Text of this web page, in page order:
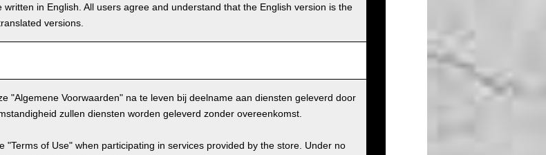
written in English. All users agree and understand that the English version is the
versions.
"Algemene Voorwaarden" na te leven bij deelname aan diensten geleverd door
zullen diensten worden geleverd zonder overeenkomst.
"Terms of Use" when participating in services provided by the store. Under no